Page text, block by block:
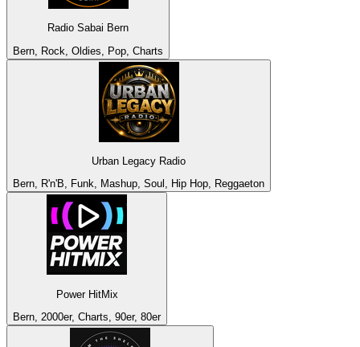
Radio Sabai Bern
Bern, Rock, Oldies, Pop, Charts
Urban Legacy Radio
Bern, R'n'B, Funk, Mashup, Soul, Hip Hop, Reggaeton
Power HitMix
Bern, 2000er, Charts, 90er, 80er